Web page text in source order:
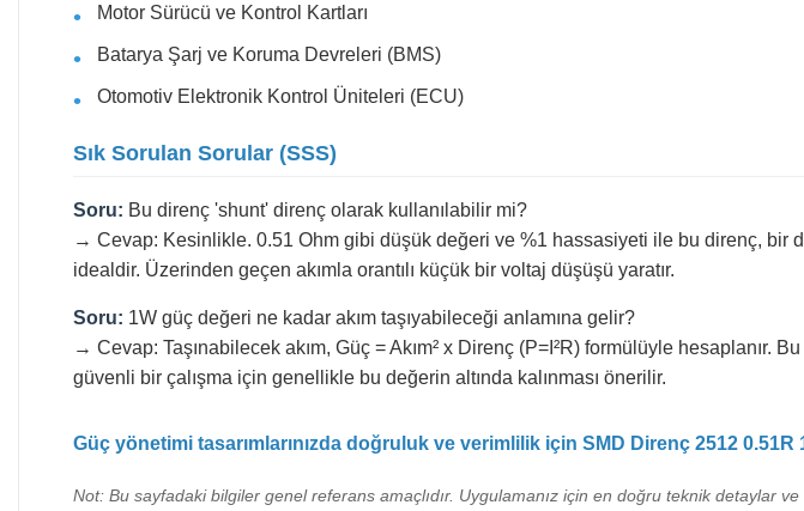
Motor Sürücü ve Kontrol Kartları
Batarya Şarj ve Koruma Devreleri (BMS)
Otomotiv Elektronik Kontrol Üniteleri (ECU)
Sık Sorulan Sorular (SSS)
Soru: Bu direnç 'shunt' direnç olarak kullanılabilir mi?
→ Cevap: Kesinlikle. 0.51 Ohm gibi düşük değeri ve %1 hassasiyeti ile bu direnç, bir
idealdir. Üzerinden geçen akımla orantılı küçük bir voltaj düşüşü yaratır.
Soru: 1W güç değeri ne kadar akım taşıyabileceği anlamına gelir?
→ Cevap: Taşınabilecek akım, Güç = Akım² x Direnç (P=I²R) formülüyle hesaplanır.
güvenli bir çalışma için genellikle bu değerin altında kalınması önerilir.
Güç yönetimi tasarımlarınızda doğruluk ve verimlilik için SMD Direnç 2512
Not: Bu sayfadaki bilgiler genel referans amaçlıdır. Uygulamanız için en doğru teknik detaylar